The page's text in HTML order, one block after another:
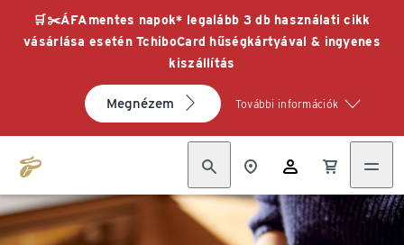
🛒✂️ÁFAmentes napok* legalább 3 db használati cikk
vásárlása esetén TchiboCard hűségkártyával & ingyenes
kiszállítás
Megnézem További információk